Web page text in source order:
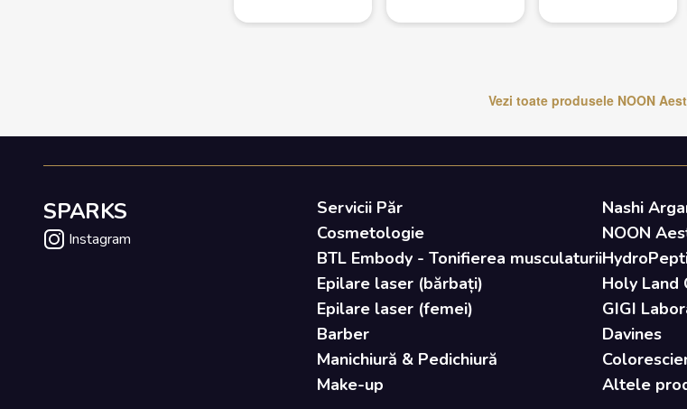
Vezi toate produsele NOON
SPARKS
Instagram
Servicii Păr
Cosmetologie
BTL Embody - Tonifierea musculaturii
Epilare laser (bărbați)
Epilare laser (femei)
Barber
Manichiură & Pedichiură
Make-up
Nashi
NOON
Holy Land
GIGI
Davines
Altele